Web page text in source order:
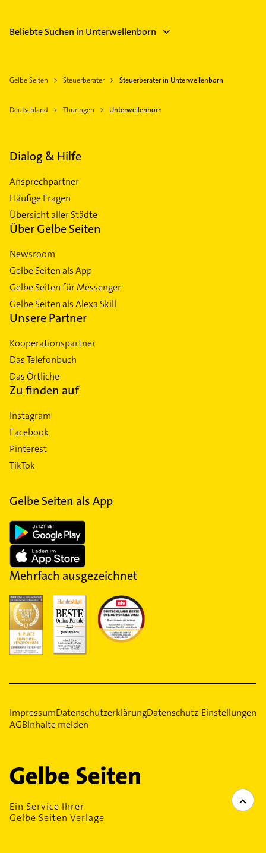
Beliebte Suchen in Unterwellenborn
Gelbe Seiten Steuerberater Steuerberater in Unterwellenborn
Deutschland Thüringen Unterwellenborn
Dialog & Hilfe
Ansprechpartner
Häufige Fragen
Übersicht aller Städte
Über Gelbe Seiten
Newsroom
Gelbe Seiten als App
Gelbe Seiten für Messenger
Gelbe Seiten als Alexa Skill
Unsere Partner
Kooperationspartner
Das Telefonbuch
Das Örtliche
Zu finden auf
Instagram
Facebook
Pinterest
TikTok
Gelbe Seiten als App
Mehrfach ausgezeichnet
ImpressumDatenschutzerklärungDatenschutz-Einstellungen
AGBInhalte melden
Ein Service Ihrer
Gelbe Seiten Verlage